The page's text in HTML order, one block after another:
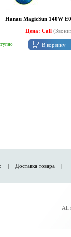
Hanau MagicSun 140W
Цена: Call
В корзину
| Доставка товара |
All